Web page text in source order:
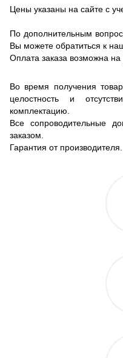
Цены указаны на сайте с
По дополнительным
Вы можете обратиться к
Оплата заказа возможна
Во время получения
целостность и
комплектацию.
Все сопроводительные
заказом.
Гарантия от производителя.